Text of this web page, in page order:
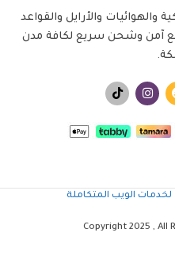
والهوائيات والأرايل والقواعد
آمن وشحن سريع لكافة مدن
لخدمات الويب المتكاملة
Copyright 2025 , All